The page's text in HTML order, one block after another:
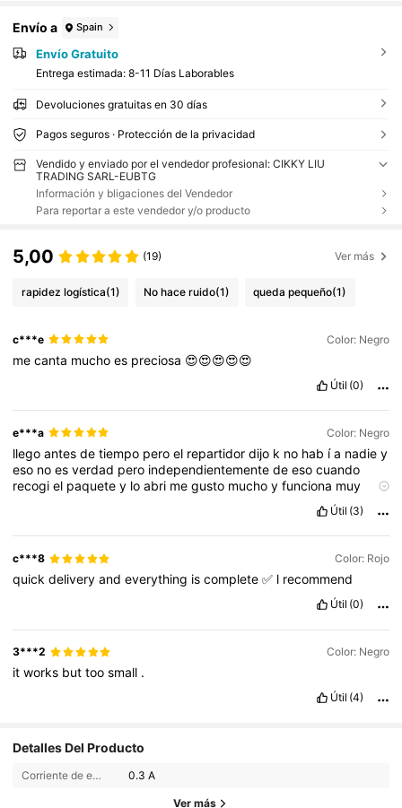
Envío a Spain
Envío Gratuito
Entrega estimada: 8-11 Días Laborables
Devoluciones gratuitas en 30 días
Pagos seguros · Protección de la privacidad
Vendido y enviado por el vendedor profesional: CIKKY LIU
TRADING SARL-EUBTG
Información y bligaciones del Vendedor
Para reportar a este vendedor y/o producto
5,00 (19) Ver más
rapidez logística(1) No hace ruido(1) queda pequeño(1)
c***e Color: Negro
mecanta muchoes preciosa 😍😍😍😍😍
Útil (0)
e***a Color: Negro
llegoantesdetiempo peroel repartidordijo k no hab ía nadiey
eso noesverdad pero independientementedeesocuando
recogiel paquetey loabri megusto muchoyfunciona muy
Útil (3)
c***8 Color: Rojo
quickdeliveryandeverything iscomplete✅ l recommend
Útil (0)
3***2 Color: Negro
itworks buttoosmall .
Útil (4)
Detalles Del Producto
Corriente de entrada: 0.3 A
Ver más